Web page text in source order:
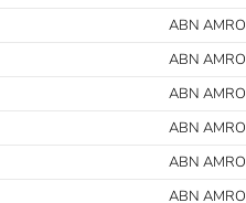
ABN AMRO
ABN AMRO
ABN AMRO
ABN AMRO
ABN AMRO
ABN AMRO